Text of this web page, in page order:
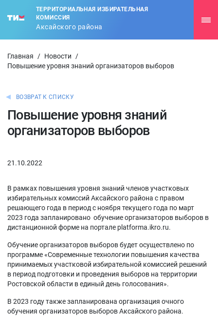
ТЕРРИТОРИАЛЬНАЯ ИЗБИРАТЕЛЬНАЯ
КОМИССИЯ
Аксайского района
Главная / Новости
/
Повышение уровня знаний организаторов выборов
ВОЗВРАТ К СПИСКУ
Повышение уровня знаний
организаторов выборов
21.10.2022
В рамках повышения уровня знаний членов участковых
избирательных комиссий Аксайского района с правом
решающего года в период с ноября текущего года по март
2023 года запланировано обучение организаторов выборов в
дистанционной форме на портале platforma.ikro.ru.
Обучение организаторов выборов будет осуществлено по
программе «Современные технологии повышения качества
принимаемых участковой избирательной комиссией решений
в период подготовки и проведения выборов на территории
Ростовской области в единый день голосования».
В 2023 году также запланирована организация очного
обучения организаторов выборов Аксайского района.